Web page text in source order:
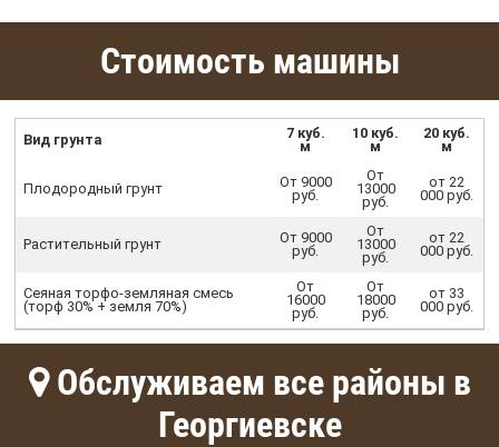
Стоимость машины
Вид грунта
7 куб.
м
10 куб.
м
20 куб.
м
Плодородный грунт
От 9000
руб.
От
13000
руб.
от 22
000 руб.
Растительный грунт
От 9000
руб.
От
13000
руб.
от 22
000 руб.
Сеяная торфо-земляная смесь
(торф 30% + земля 70%)
От
16000
руб.
От
18000
руб.
от 33
000 руб.
Обслуживаем все районы в
Георгиевске